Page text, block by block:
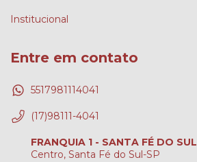
Institucional
Entre em contato
5517981114041
(17)98111-4041
FRANQUIA 1 - SANTA FÉ DO SUL
Centro, Santa Fé do Sul-SP